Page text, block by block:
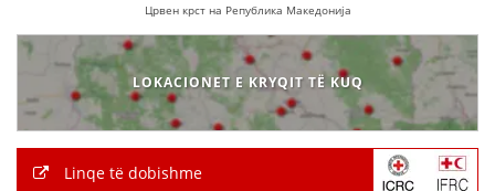
MARRËVESHJE
SHËRBIMI PËR KËRKIM
VEPRIMTARI SHËNDETËSORE PREVENTIVE
Црвен крст на Република Македонија
LOKACIONET E KRYQIT TË KUQ
Linqe të dobishme